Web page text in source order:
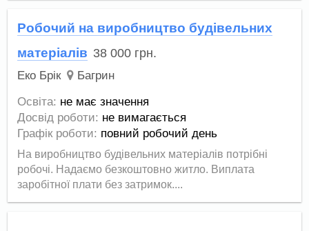
Робочий на виробництво будівельних
матеріалів 38 000 грн.
Еко Брік Багрин
Освіта: не має значення
Досвід роботи: не вимагається
Графік роботи: повний робочий день
На виробництво будівельних матеріалів потрібні
робочі. Надаємо безкоштовно житло. Виплата
заробітної плати без затримок....